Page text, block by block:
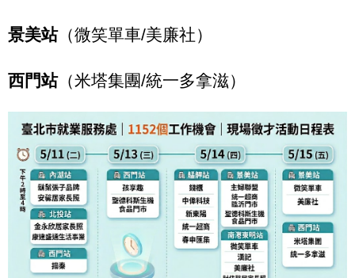
景美站（微笑單車/美廉社）
西門站（米塔集團/統一多拿滋）